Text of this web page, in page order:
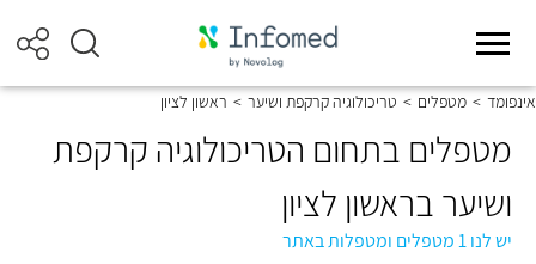
אינפומד > מטפלים > טריכולוגיה קרקפת ושיער > ראשון לציון
מטפלים בתחום הטריכולוגיה קרקפת
ושיער בראשון לציון
יש לנו 1 מטפלים ומטפלות באתר